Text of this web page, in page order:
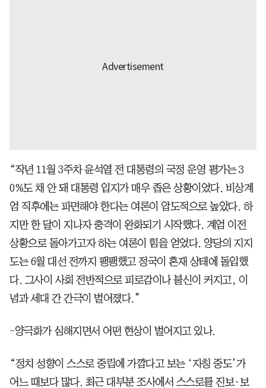
“작년 11월 3주차 윤석열 전 대통령의 국정 운영 평가는 3
0%도 채 안 돼 대통령 입지가 매우 좁은 상황이었다. 비상계
엄 직후에는 파면해야 한다는 여론이 압도적으로 높았다. 하
지만 한 달이 지나자 충격이 완화되기 시작했다. 계엄 이전
상황으로 돌아가고자 하는 여론이 힘을 얻었다. 양당의 지지
도는 6월 대선 전까지 팽팽했고 정국이 혼재 상태에 돌입했
다. 그사이 사회 전반적으로 피로감이나 불신이 커지고, 이
념과 세대 간 간극이 벌어졌다.”
-양극화가 심해지면서 어떤 현상이 벌어지고 있나.
“정치 성향이 스스로 중립에 가깝다고 보는 ‘자칭 중도’가
어느 때보다 많다. 최근 대부분 조사에서 스스로를 진보·보